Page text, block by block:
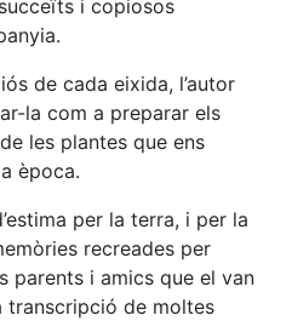
i copiosos
de cada eixida, l’autor
la com a preparar els
les plantes que ens
època.
per la terra, i per la
recreades per
parents i amics que el van
transcripció de moltes